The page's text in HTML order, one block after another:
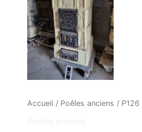
Accueil / Poêles anciens / P126